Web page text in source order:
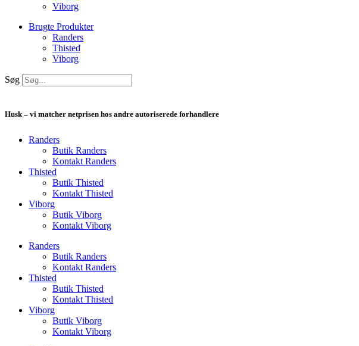
Viborg
Brugte Produkter
Randers
Thisted
Viborg
Søg
Husk – vi matcher netprisen hos andre autoriserede forhandlere
Randers
Butik Randers
Kontakt Randers
Thisted
Butik Thisted
Kontakt Thisted
Viborg
Butik Viborg
Kontakt Viborg
Randers
Butik Randers
Kontakt Randers
Thisted
Butik Thisted
Kontakt Thisted
Viborg
Butik Viborg
Kontakt Viborg